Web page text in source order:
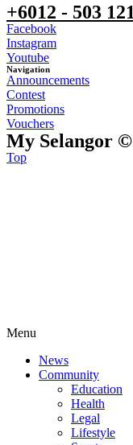
+6012 - 503
Facebook
Instagram
Youtube
Navigation
Announcements
Contest
Promotions
Vouchers
My Selangor
Top
Menu
News
Community
Education
Health
Legal
Lifestyle